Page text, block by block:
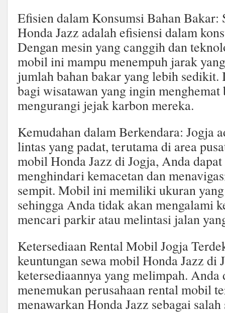
Efisien dalam Konsumsi Bahan Bakar:
Honda Jazz adalah efisiensi dalam
Dengan mesin yang canggih dan
mobil ini mampu menempuh jarak
jumlah bahan bakar yang lebih
bagi wisatawan yang ingin menghemat
mengurangi jejak karbon mereka.
Kemudahan dalam Berkendara: Jogja
lintas yang padat, terutama di area
mobil Honda Jazz di Jogja, Anda
menghindari kemacetan dan
sempit. Mobil ini memiliki ukuran
sehingga Anda tidak akan mengalami
mencari parkir atau melintasi jalan
Ketersediaan Rental Mobil Jogja
keuntungan sewa mobil Honda Jazz di
ketersediaannya yang melimpah. Anda
menemukan perusahaan rental mobil
menawarkan Honda Jazz sebagai